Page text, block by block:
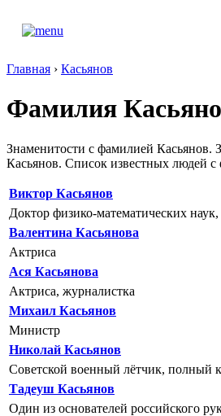
Главная › Касьянов
Фамилия
Знаменитости с фамилией Касьянов.
Касьянов. Список известных людей
Виктор Касьянов
Доктор физико-математических
Валентина Касьянова
Актриса
Ася Касьянова
Актриса, журналистка
Михаил Касьянов
Министр
Николай Касьянов
Советской военный лётчик, полный
Тадеуш Касьянов
Один из основателей российского